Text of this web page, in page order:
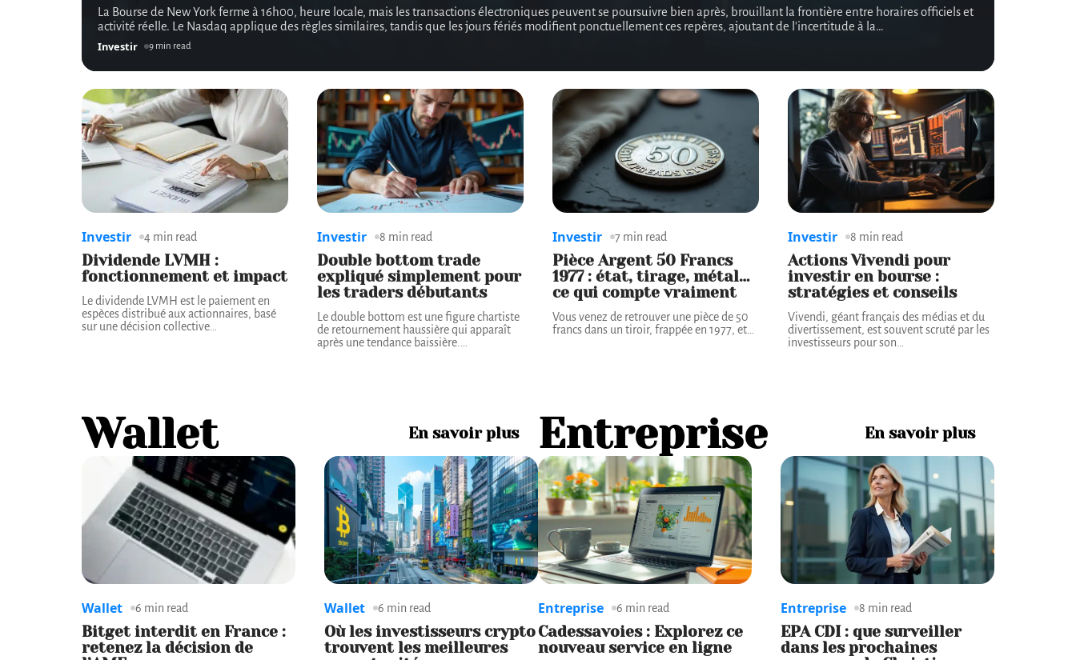
La Bourse de New York ferme à 16h00, heure locale, mais les transactions électroniques peuvent se poursuivre bien après, brouillant la frontière entre horaires officiels et
activité réelle. Le Nasdaq applique des règles similaires, tandis que les jours fériés modifient ponctuellement ces repères, ajoutant de l'incertitude à la…
Investir 9 min read
Investir 4 min read
Dividende LVMH :
fonctionnement et impact
Le dividende LVMH est le paiement en
espèces distribué aux actionnaires, basé
sur une décision collective
Investir 8 min read
Double bottom trade
expliqué simplement pour
les traders débutants
Le double bottom est une figure chartiste
de retournement haussière qui apparaît
après une tendance baissière.
Investir 7 min read
Pièce Argent 50 Francs
1977 : état, tirage, métal…
ce qui compte vraiment
Vous venez de retrouver une pièce de 50
francs dans un tiroir, frappée en 1977, et
Investir 8 min read
Actions Vivendi pour
investir en bourse :
stratégies et conseils
Vivendi, géant français des médias et du
divertissement, est souvent scruté par les
investisseurs pour son
Wallet En savoir plus
Wallet 6 min read
Bitget interdit en France :
retenez la décision de
Wallet 6 min read
Où les investisseurs crypto
trouvent les meilleures
Entreprise En savoir plus
Entreprise 6 min read
Cadessavoies : Explorez ce
nouveau service en ligne
Entreprise 8 min read
EPA CDI : que surveiller
dans les prochaines